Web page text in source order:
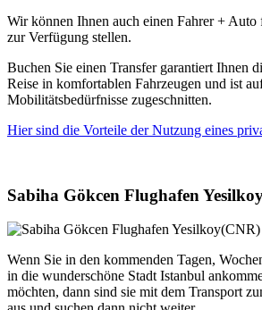
Wir können Ihnen auch einen Fahrer + Auto
zur Verfügung stellen.
Buchen Sie einen Transfer garantiert Ihnen
Reise in komfortablen Fahrzeugen und ist
Mobilitätsbedürfnisse zugeschnitten.
Hier sind die Vorteile der Nutzung eines
Sabiha Gökcen Flughafen
Wenn Sie in den kommenden Tagen,
in die wunderschöne Stadt Istanbul
möchten, dann sind sie mit dem Transport